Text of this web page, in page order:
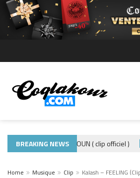
BREAKING NEWS
ADE440 – GRAMOUN ( clip officiel )
Home Musique Clip Kalash – FEELING